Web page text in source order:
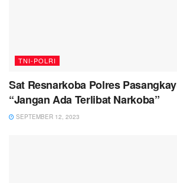
TNI-POLRI
Sat Resnarkoba Polres
“Jangan Ada Terlibat Narkoba”
SEPTEMBER 12, 2023